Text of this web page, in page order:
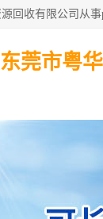
东莞市粤